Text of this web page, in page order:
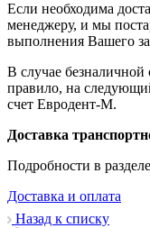
Если необходима
менеджеру, и мы
выполнения Вашего
В случае безналичной
правило, на
счет Евродент-М.
Доставка
Подробности в разделе
Доставка и оплата
Назад к списку